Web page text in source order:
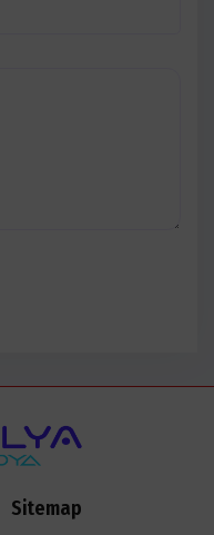
Sitemap